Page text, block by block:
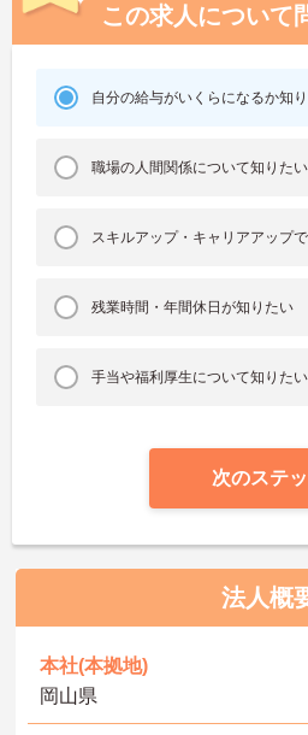
この求人について
自分の給与がいくらになるか知
職場の人間関係について知りたい
スキルアップ・キャリアアップ
残業時間・年間休日が知りたい
手当や福利厚生について知りたい
次のステ
法人概
本社(本拠地)
岡山県